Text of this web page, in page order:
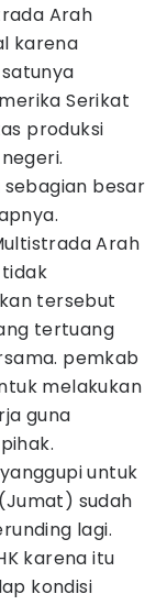
Arah
karena
Serikat
produksi
besar
Arah
tersebut
tertuang
pemkab
melakukan
guna
untuk
sudah
lagi.
karena itu
kondisi